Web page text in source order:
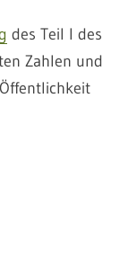
des Teil I des
Zahlen und